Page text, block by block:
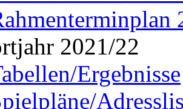
2021/22
Ergebnisse